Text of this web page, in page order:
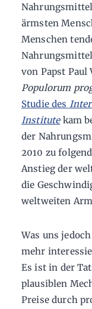
ärmsten
Menschen
von Papst
Populorum
Studie des
Institutekam
der
2010 zu
Anstieg der
die
weltweiten
Was uns
mehr
Es ist in der
plausiblen
Preise durch